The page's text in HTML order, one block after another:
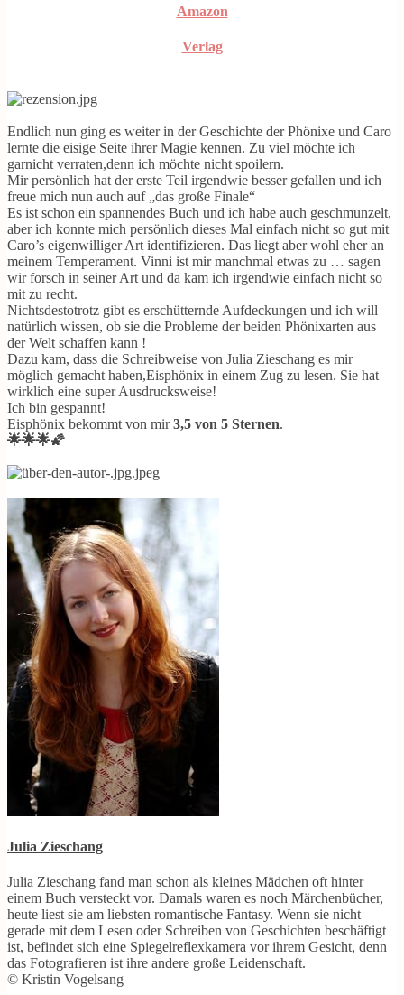
Amazon
Verlag
Endlich nun ging es weiter in der Geschichte der Phönixe und Caro
lernte die eisige Seite ihrer Magie kennen. Zu viel möchte ich
garnicht verraten,denn ich möchte nicht spoilern.
Mir persönlich hat der erste Teil irgendwie besser gefallen und ich
freue mich nun auch auf „das große Finale“
Es ist schon ein spannendes Buch und ich habe auch geschmunzelt,
aber ich konnte mich persönlich dieses Mal einfach nicht so gut mit
Caro’s eigenwilliger Art identifizieren. Das liegt aber wohl eher an
meinem Temperament. Vinni ist mir manchmal etwas zu … sagen
wir forsch in seiner Art und da kam ich irgendwie einfach nicht so
mit zu recht.
Nichtsdestotrotz gibt es erschütternde Aufdeckungen und ich will
natürlich wissen, ob sie die Probleme der beiden Phönixarten aus
der Welt schaffen kann !
Dazu kam, dass die Schreibweise von Julia Zieschang es mir
möglich gemacht haben,Eisphönix in einem Zug zu lesen. Sie hat
wirklich eine super Ausdrucksweise!
Ich bin gespannt!
Eisphönix bekommt von mir3,5 von 5 Sternen.
🌟🌟🌟🌠
Julia Zieschang
Julia Zieschang fand man schon als kleines Mädchen oft hinter
einem Buch versteckt vor. Damals waren es noch Märchenbücher,
heute liest sie am liebsten romantische Fantasy. Wenn sie nicht
gerade mit dem Lesen oder Schreiben von Geschichten beschäftigt
ist, befindet sich eine Spiegelreflexkamera vor ihrem Gesicht, denn
das Fotografieren ist ihre andere große Leidenschaft.
© Kristin Vogelsang